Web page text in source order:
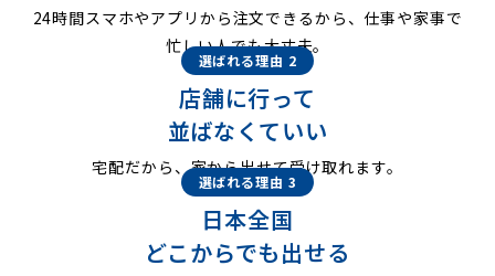
24時間スマホやアプリから注文できるから、仕事や家事で
忙しい人でも大丈夫。
選ばれる理由 2
店舗に行って
並ばなくていい
宅配だから、家から出せて受け取れます。
選ばれる理由 3
日本全国
どこからでも出せる